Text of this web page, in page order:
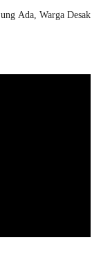
Ada, Warga Desak